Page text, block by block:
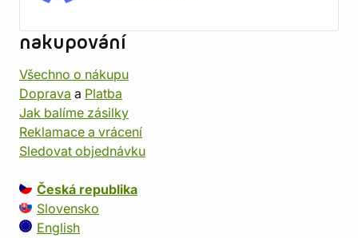
nakupování
Všechno o nákupu
Doprava a Platba
Jak balíme zásilky
Reklamace a vrácení
Sledovat objednávku
Česká republika
Slovensko
English